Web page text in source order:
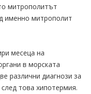
митрополитът
именно митрополит
месеца на
в морската
различни диагнози за
това хипотермия.